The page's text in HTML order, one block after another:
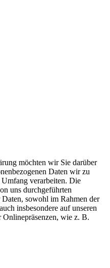
möchten wir Sie darüber
Daten wir zu
verarbeiten. Die
uns durchgeführten
Daten, sowohl im Rahmen der
insbesondere auf unseren
Onlinepräsenzen, wie z. B.